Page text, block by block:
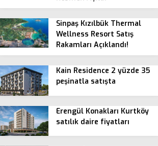
Sinpaş Kızılbük Thermal
Wellness Resort Satış
Rakamları Açıklandı!
Kain Residence 2 yüzde 35
peşinatla satışta
Erengül Konakları Kurtköy
satılık daire fiyatları